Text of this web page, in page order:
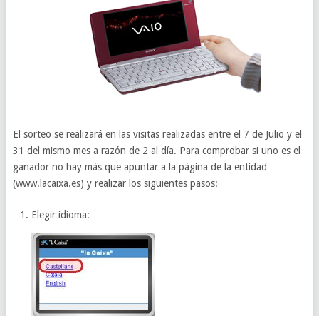
El sorteo se realizará en las visitas realizadas entre el 7 de Julio y el
31 del mismo mes a razón de 2 al día. Para comprobar si uno es el
ganador no hay más que apuntar a la página de la entidad
(www.lacaixa.es) y realizar los siguientes pasos:
Elegir idioma: